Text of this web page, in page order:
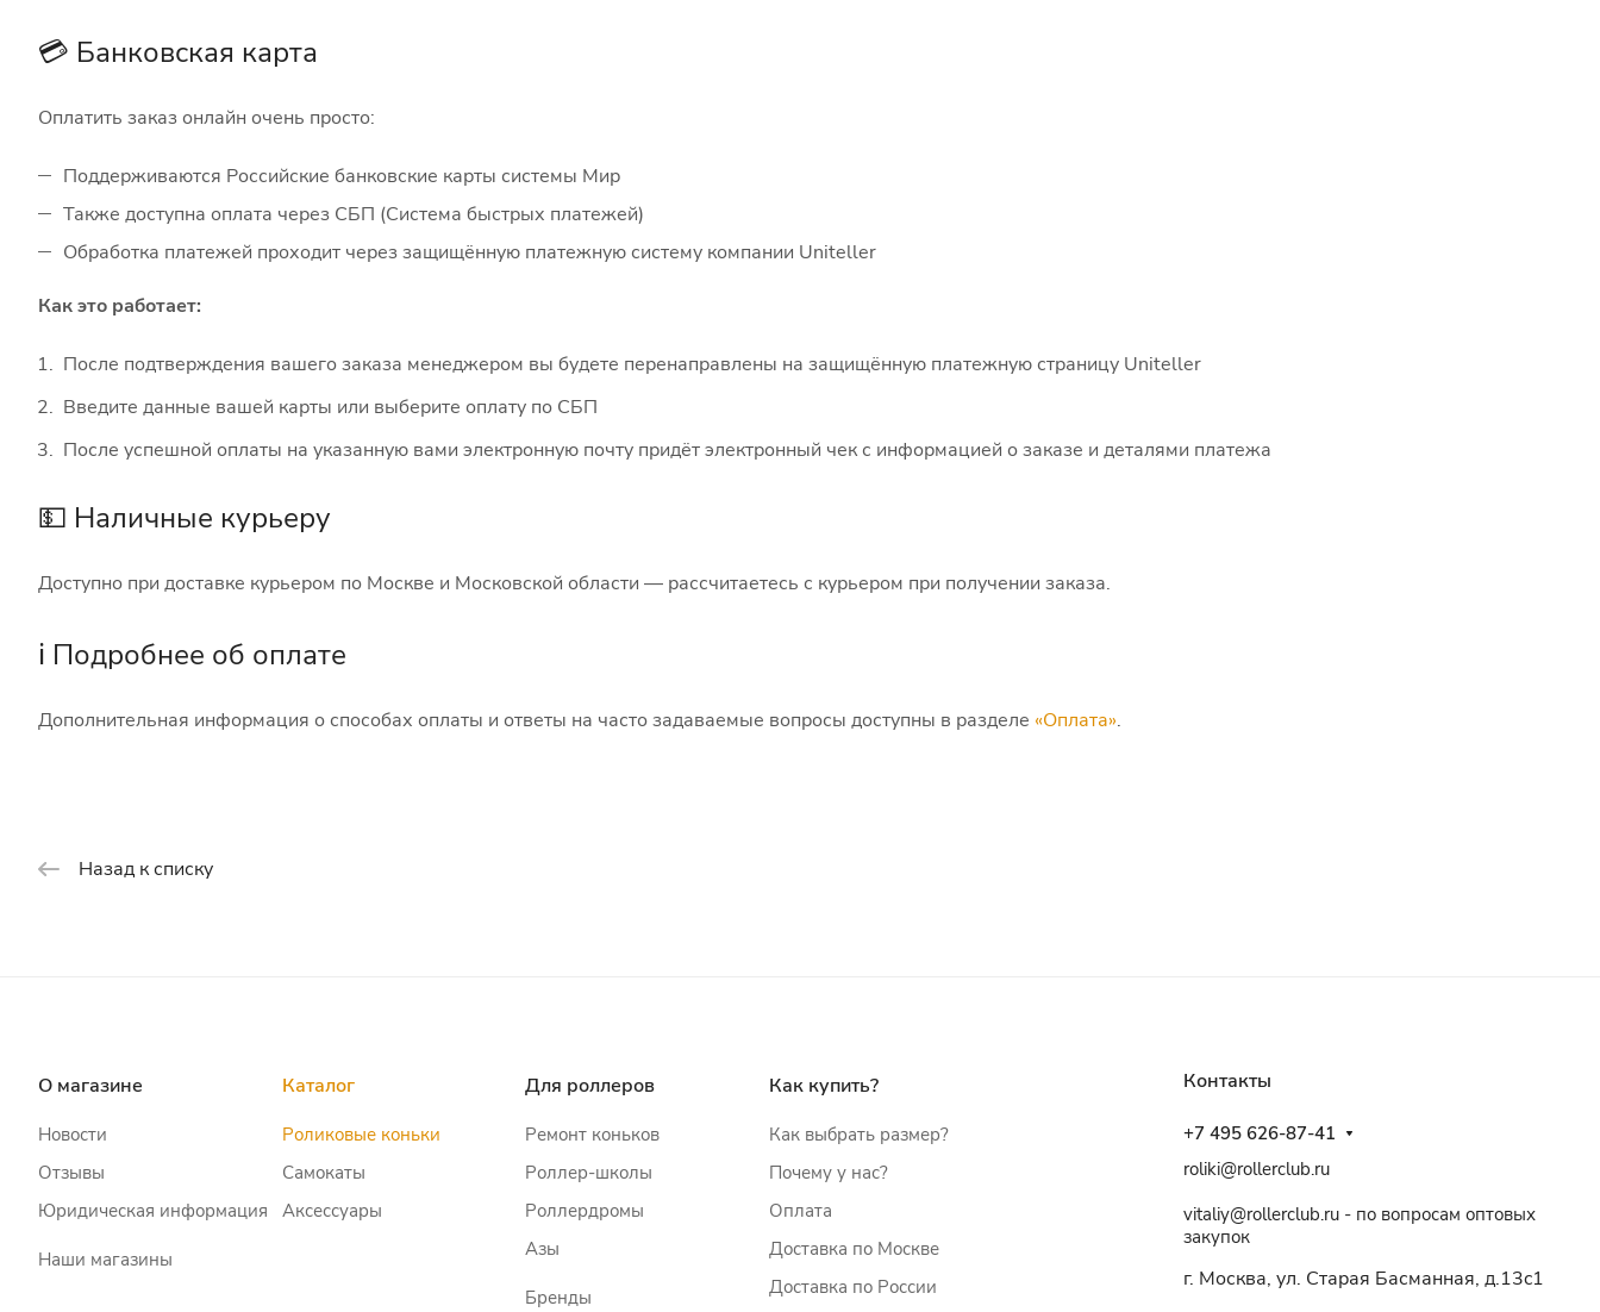
💳 Банковская карта
Оплатить заказ онлайн очень просто:
Поддерживаются Российские банковские карты системы Мир
Также доступна оплата через СБП (Система быстрых платежей)
Обработка платежей проходит через защищённую платежную систему компании Uniteller
Как это работает:
После подтверждения вашего заказа менеджером вы будете перенаправлены на защищённую платежную страницу Uniteller
Введите данные вашей карты или выберите оплату по СБП
После успешной оплаты на указанную вами электронную почту придёт электронный чек с информацией о заказе и деталями платежа
💵 Наличные курьеру
Доступно при доставке курьером по Москве и Московской области — рассчитаетесь с курьером при получении заказа.
ℹ️ Подробнее об оплате
Дополнительная информация о способах оплаты и ответы на часто задаваемые вопросы доступны в разделе «Оплата».
Назад к списку
О магазине
Новости
Отзывы
Юридическая информация
Наши магазины
Каталог
Роликовые коньки
Самокаты
Аксессуары
Для роллеров
Ремонт коньков
Роллер-школы
Роллердромы
Азы
Бренды
Как купить?
Как выбрать размер?
Почему у нас?
Оплата
Доставка по Москве
Доставка по России
Контакты
+7 495 626-87-41
roliki@rollerclub.ru
vitaliy@rollerclub.ru - по вопросам оптовых
закупок
г. Москва, ул. Старая Басманная, д.13c1